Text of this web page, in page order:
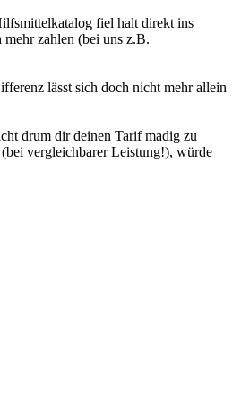
fiel halt direkt ins
zahlen (bei uns z.B.
lässt sich doch nicht mehr allein
drum dir deinen Tarif madig zu
vergleichbarer Leistung!), würde